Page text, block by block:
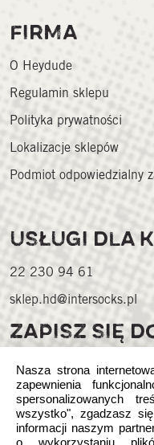
FIRMA
O Heydude
Regulamin sklepu
Polityka prywatności
Lokalizacje sklepów
Podmiot odpowiedzialny
USŁUGI DLA
22 230 94 61
sklep.hd@intersocks.pl
ZAPISZ SIĘ
Nasza strona
zapewnienia
spersonalizowanych
wszystko", zgadzasz
informacji naszym
o wykorzystaniu